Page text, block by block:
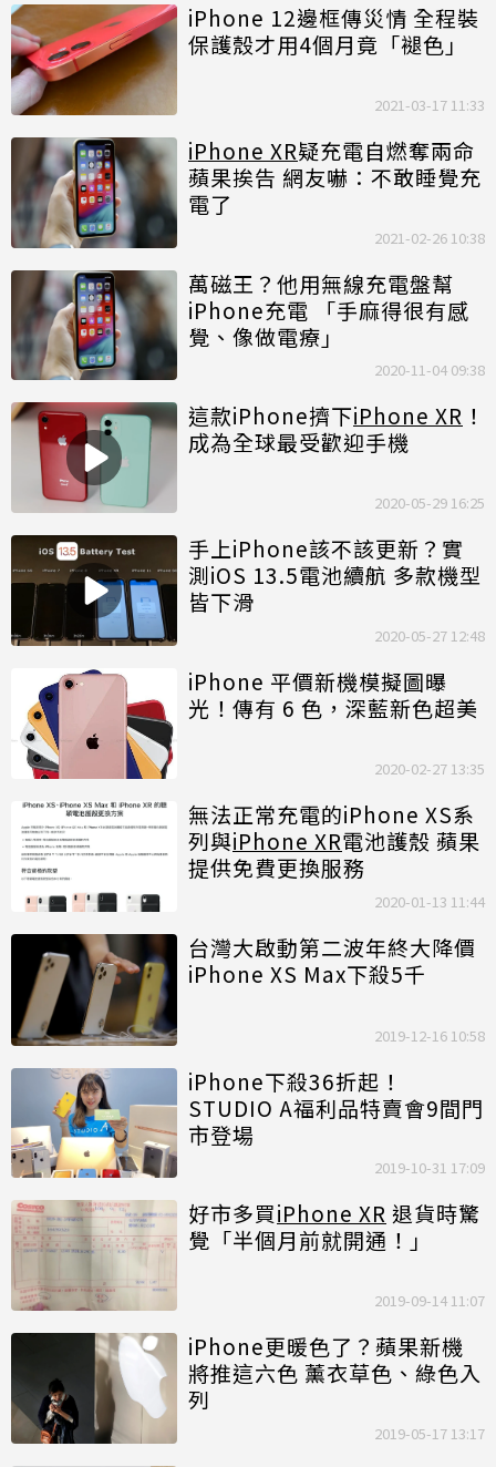
iPhone 12邊框傳災情 全程裝
保護殼才用4個月竟「褪色」
2021-03-17 11:33
iPhone XR疑充電自燃奪兩命
蘋果挨告 網友嚇：不敢睡覺充
電了
2021-02-26 10:38
萬磁王？他用無線充電盤幫
iPhone充電 「手麻得很有感
覺、像做電療」
2020-11-04 09:38
這款iPhone擠下iPhone XR ！
成為全球最受歡迎手機
2020-05-29 16:25
手上iPhone該不該更新？實
測iOS 13.5電池續航 多款機型
皆下滑
2020-05-27 12:48
iPhone 平價新機模擬圖曝
光！傳有 6 色，深藍新色超美
2020-02-27 13:35
無法正常充電的iPhone XS系
列與iPhone XR電池護殼 蘋果
提供免費更換服務
2020-01-13 11:44
台灣大啟動第二波年終大降價
iPhone XS Max下殺5千
2019-12-16 10:58
iPhone下殺36折起！
STUDIO A福利品特賣會9間門
市登場
2019-10-31 17:09
好市多買iPhone XR 退貨時驚
覺「半個月前就開通！」
2019-09-14 11:07
iPhone更暖色了？蘋果新機
將推這六色 薰衣草色、綠色入
列
2019-05-17 13:17